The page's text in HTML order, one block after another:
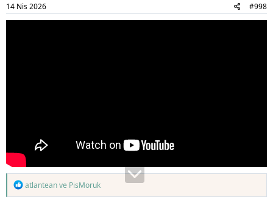
14 Nis 2026 #998
T
atlanteanve PisMoruk